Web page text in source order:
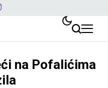
na Pofalićima